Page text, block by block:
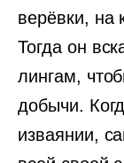
верёвки, на
Тогда он
лингам,
добычи.
изваянии,